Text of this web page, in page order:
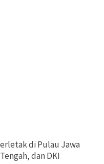
di Pulau Jawa
dan DKI